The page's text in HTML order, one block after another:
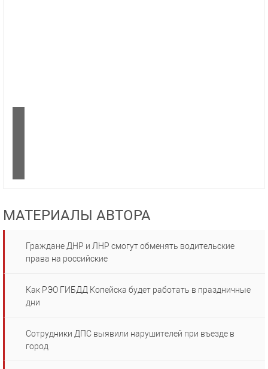
МАТЕРИАЛЫ АВТОРА
Граждане ДНР и ЛНР смогут обменять водительские
права на российские
Как РЭО ГИБДД Копейска будет работать в праздничные
дни
Сотрудники ДПС выявили нарушителей при въезде в
город